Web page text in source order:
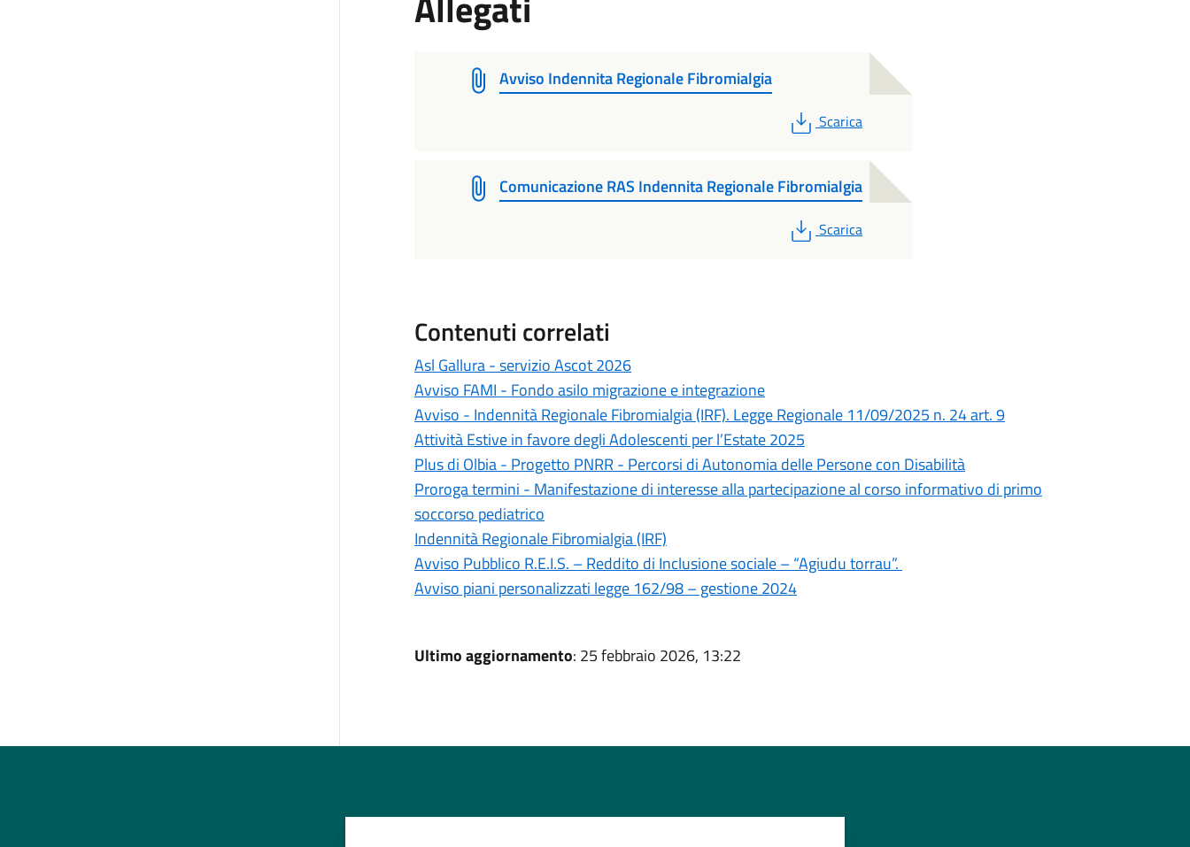
Avviso Indennita Regionale Fibromialgia
PDF
Scarica
Comunicazione RAS Indennita Regionale Fibromialgia
PDF
Scarica
Contenuti correlati
Asl Gallura - servizio Ascot 2026
Avviso FAMI - Fondo asilo migrazione e integrazione
Avviso - Indennità Regionale Fibromialgia (IRF). Legge Regionale 11/09/2025 n. 24 art. 9
Attività Estive in favore degli Adolescenti per l’Estate 2025
Plus di Olbia - Progetto PNRR - Percorsi di Autonomia delle Persone con Disabilità
Proroga termini - Manifestazione di interesse alla partecipazione al corso informativo di primo
soccorso pediatrico
Indennità Regionale Fibromialgia (IRF)
Avviso Pubblico R.E.I.S. – Reddito di Inclusione sociale – “Agiudu torrau”.
Avviso piani personalizzati legge 162/98 – gestione 2024
Ultimo aggiornamento: 25 febbraio 2026, 13:22